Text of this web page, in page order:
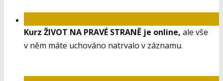
Kurz ŽIVOT NA PRAVÉ STRANĚ je online, ale vše
v něm máte uchováno natrvalo v záznamu.